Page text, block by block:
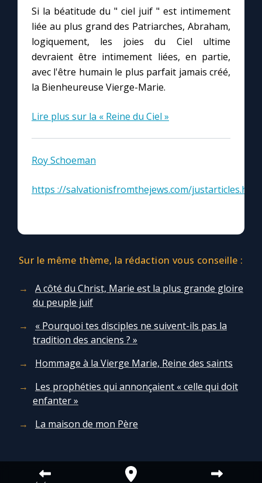
Si la béatitude du " ciel juif " est intimement
liée au plus grand des Patriarches, Abraham,
logiquement, les joies du Ciel ultime
devraient être intimement liées, en partie,
avec l'être humain le plus parfait jamais créé,
la Bienheureuse Vierge-Marie.
Lire plus sur la « Reine du Ciel »
Roy Schoeman
https ://salvationisfromthejews.com/justarticles.html
Sur le même thème, la rédaction vous conseille :
A côté du Christ, Marie est la plus grande gloire
du peuple juif
« Pourquoi tes disciples ne suivent-ils pas la
tradition des anciens ? »
Hommage à la Vierge Marie, Reine des saints
Les prophéties qui annonçaient « celle qui doit
enfanter »
La maison de mon Père